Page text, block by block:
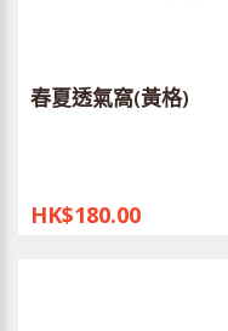
春夏透氣窩(黃格)
HK$180.00